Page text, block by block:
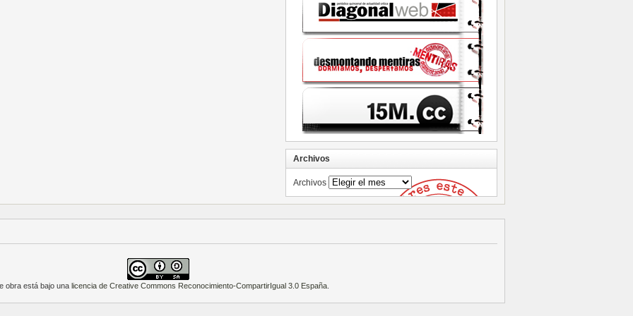
Archivos
Archivos
obra está bajo una licencia de Creative Commons Reconocimiento-CompartirIgual 3.0 España.